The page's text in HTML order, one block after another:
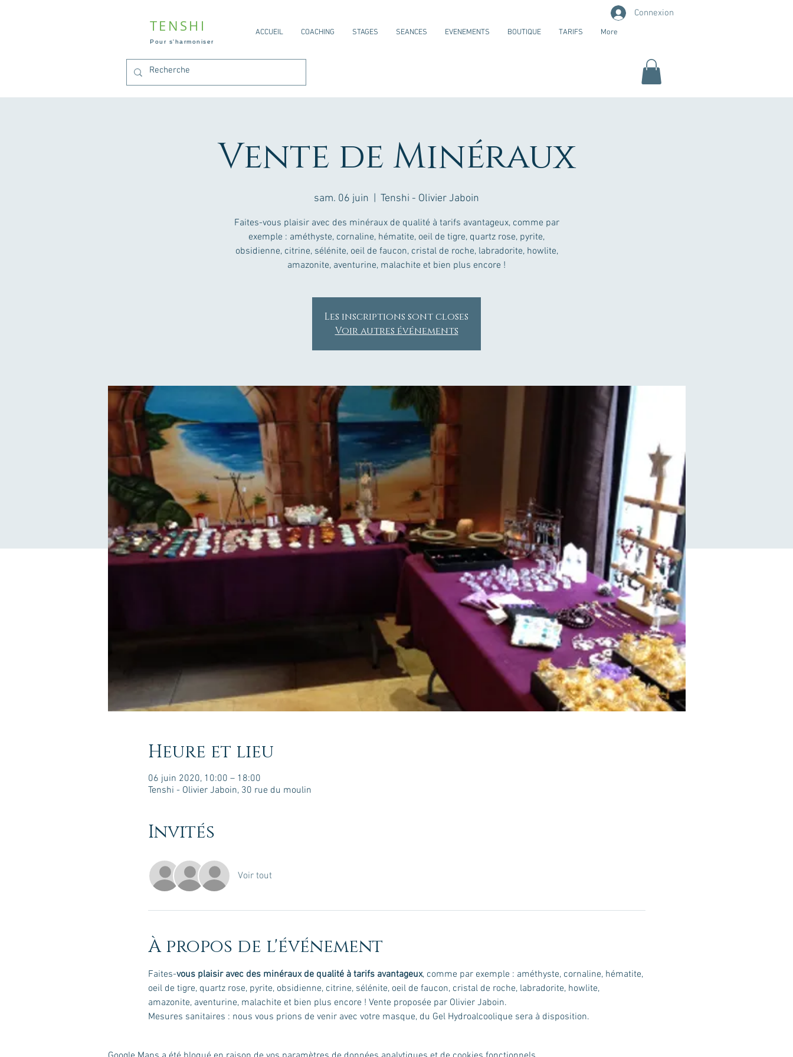
TENSHI
Pour s'harmoniser
ACCUEIL COACHING STAGES SEANCES EVENEMENTS BOUTIQUE TARIFS More
Connexion
Vente de Minéraux
sam. 06 juin Tenshi - Olivier Jaboin
Faites-vous plaisir avec des minéraux de qualité à tarifs avantageux, comme par
exemple : améthyste, cornaline, hématite, oeil de tigre, quartz rose, pyrite,
obsidienne, citrine, sélénite, oeil de faucon, cristal de roche, labradorite, howlite,
amazonite, aventurine, malachite et bien plus encore !
Les inscriptions sont closes
Voir autres événements
Heure et lieu
06 juin 2020, 10:00 – 18:00
Tenshi - Olivier Jaboin, 30 rue du moulin
Invités
Voir tout
À propos de l'événement
Faites-vous plaisir avec des minéraux de qualité à tarifs avantageux, comme par exemple : améthyste, cornaline, hématite,
oeil de tigre, quartz rose, pyrite, obsidienne, citrine, sélénite, oeil de faucon, cristal de roche, labradorite, howlite,
amazonite, aventurine, malachite et bien plus encore ! Vente proposée par Olivier Jaboin.
Mesures sanitaires : nous vous prions de venir avec votre masque, du Gel Hydroalcoolique sera à disposition.